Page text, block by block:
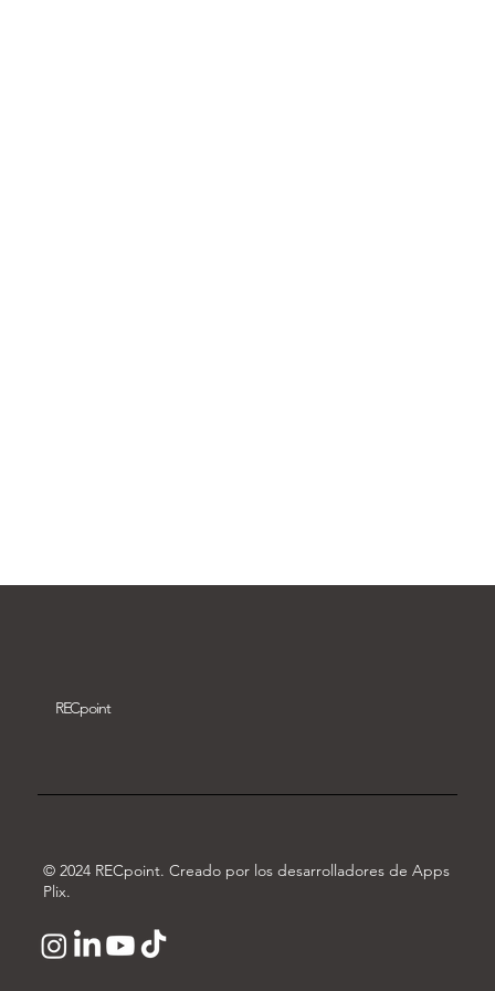
RECpoint
© 2024 RECpoint. Creado por los desarrolladores de Apps
Plix.